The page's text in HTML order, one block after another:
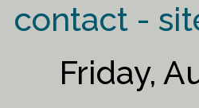
contact -
Friday,